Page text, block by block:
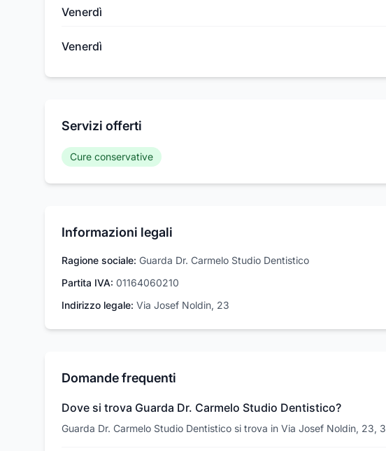
Venerdì
Venerdì
Servizi offerti
Cure conservative
Informazioni legali
Ragione sociale: Guarda Dr. Carmelo Studio Dentistico
Partita IVA: 01164060210
Indirizzo legale: Via Josef Noldin, 23
Domande frequenti
Dove si trova Guarda Dr. Carmelo Studio Dentistico?
Guarda Dr. Carmelo Studio Dentistico si trova in Via Josef Noldin, 23,